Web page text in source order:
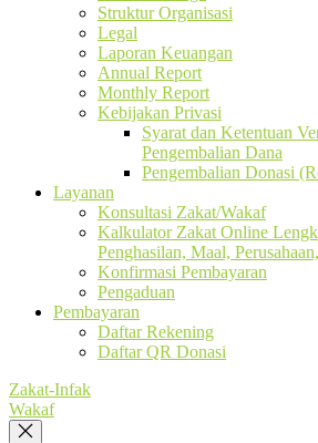
Struktur Organisasi
Legal
Laporan Keuangan
Annual Report
Monthly Report
Kebijakan Privasi
Syarat dan Ketentuan
Pengembalian Dana
Pengembalian Donasi
Layanan
Konsultasi Zakat/Wakaf
Kalkulator Zakat Online
Penghasilan, Maal,
Konfirmasi Pembayaran
Pengaduan
Pembayaran
Daftar Rekening
Daftar QR Donasi
Zakat-Infak
Wakaf